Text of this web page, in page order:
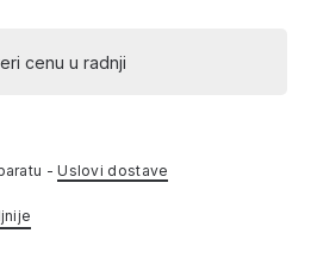
cenu u radnji
-Uslovi dostave